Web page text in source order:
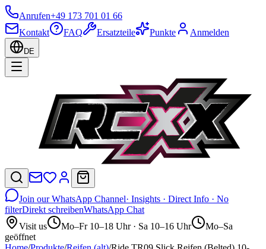
Anrufen+49 173 701 01 66
Kontakt
FAQ Ersatzteile Punkte Anmelden
DE
Join our WhatsApp Channel· Insights · Direct Info · No
filterDirekt schreibenWhatsApp Chat
Visit us
Mo–Fr 10–18 Uhr · Sa 10–16 Uhr
Mo–Sa
geöffnet